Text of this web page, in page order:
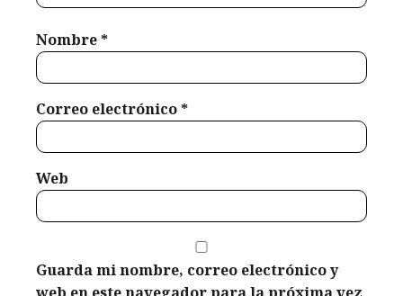
Nombre*
Correo electrónico*
Web
Guarda mi nombre, correo electrónico y
web en este navegador para la próxima vez